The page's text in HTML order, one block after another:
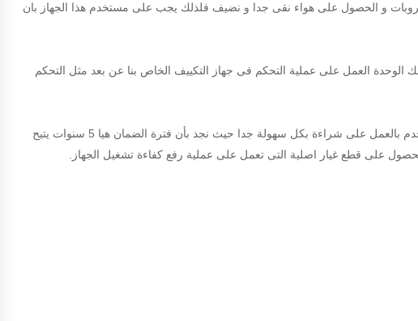
و الحصول على هواء نقى جدا و نضيف فلذلك يجب على مستخدم هذا الجهاز بان
العمل على عملية التحكم فى جهاز التكييف الخاص بنا عن بعد مثل التحكم
نجد بان جهاز تكييف ميديا 2.25 حصان بارد ساخن انفرتر حائطي ذات كفاءة عالية جدا فى التشغيل و سعرة ايضا اقتصادى حيث يمكن لأى مستخدم بالعمل على شراءة بكل سهولة جدا حيث نجد بأن فترة الضمان هيا 5 سنوات يتيح
على قطع غيار اصلية التى تعمل على عملية رفع كفاءة تشغيل الجهاز.